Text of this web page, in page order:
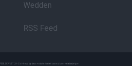
Wedden
RSS Feed